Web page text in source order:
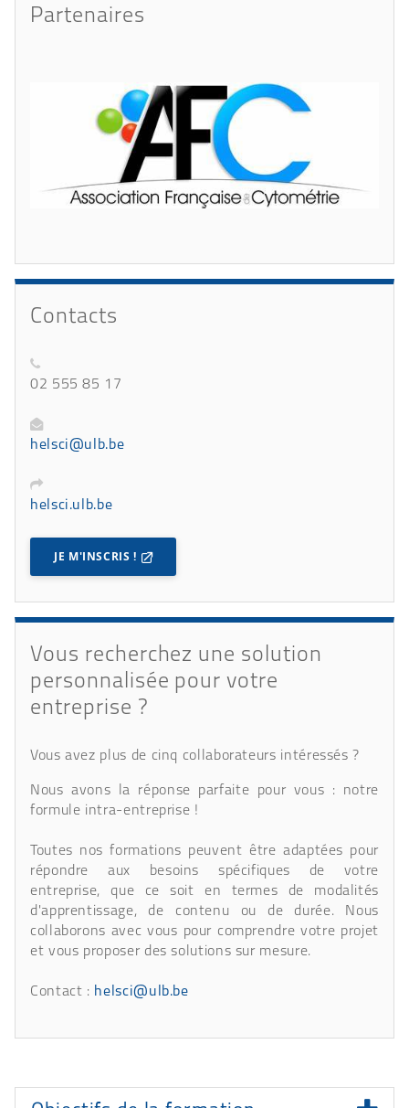
Partenaires
Contacts
02 555 85 17
helsci@ulb.be
helsci.ulb.be
JE M'INSCRIS !
Vous recherchez une solution
personnalisée pour votre
entreprise ?
Vous avez plus de cinq collaborateurs intéressés ?
Nous avons la réponse parfaite pour vous : notre
formule intra-entreprise !
Toutes nos formations peuvent être adaptées pour
répondre aux besoins spécifiques de votre
entreprise, que ce soit en termes de modalités
d'apprentissage, de contenu ou de durée. Nous
collaborons avec vous pour comprendre votre projet
et vous proposer des solutions sur mesure.
Contact : helsci@ulb.be
Présentation